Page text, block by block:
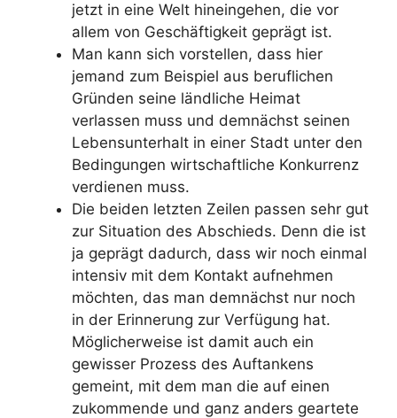
jetzt in eine Welt hineingehen, die vor
allem von Geschäftigkeit geprägt ist.
Man kann sich vorstellen, dass hier
jemand zum Beispiel aus beruflichen
Gründen seine ländliche Heimat
verlassen muss und demnächst seinen
Lebensunterhalt in einer Stadt unter den
Bedingungen wirtschaftliche Konkurrenz
verdienen muss.
Die beiden letzten Zeilen passen sehr gut
zur Situation des Abschieds. Denn die ist
ja geprägt dadurch, dass wir noch einmal
intensiv mit dem Kontakt aufnehmen
möchten, das man demnächst nur noch
in der Erinnerung zur Verfügung hat.
Möglicherweise ist damit auch ein
gewisser Prozess des Auftankens
gemeint, mit dem man die auf einen
zukommende und ganz anders geartete